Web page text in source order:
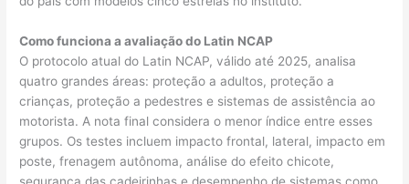
Como funciona a avaliação do Latin NCAP
O protocolo atual do Latin NCAP, válido até 2025, analisa
quatro grandes áreas: proteção a adultos, proteção a
crianças, proteção a pedestres e sistemas de assistência ao
motorista. A nota final considera o menor índice entre esses
grupos. Os testes incluem impacto frontal, lateral, impacto em
poste, frenagem autônoma, análise do efeito chicote,